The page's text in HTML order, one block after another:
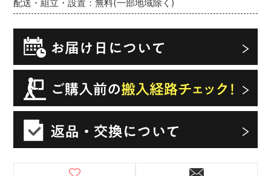
配送・組立・設置：無料(一部地域除く)